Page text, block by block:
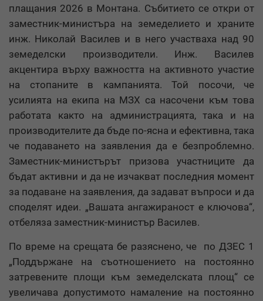
плащания 2026 в Монтана. Събитието се откри от
заместник-министъра на земеделието и храните
инж. Николай Василев и в него участваха над 90
земеделски производители. Инж. Василев
акцентира върху важността на активното участие
на стопаните в кампанията. Той посочи, че
усилията на екипа на МЗХ са насочени към това
работата както на администрацията, така и на
производителите да бъде по-ясна и ефективна, така
че подаването на заявления да е безпроблемно.
Заместник-министърът призова участниците да
бъдат активни и да не изчакват последния момент
за подаване на заявления, да задават въпроси и да
споделят идеи. „Вашата ангажираност е ключова“,
отбеляза заместник-министър Василев.
По време на срещата бе разяснено, че по ДЗЕС 1
„Поддържане на съотношението на постоянно
затревените площи към земеделската площ“ се
увеличава допустимото намаление на постоянно